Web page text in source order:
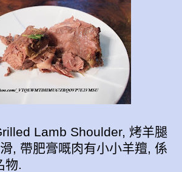
Lamb Shoulder, 烤羊腿
, 帶肥膏嘅肉有小小羊羶, 係
物.